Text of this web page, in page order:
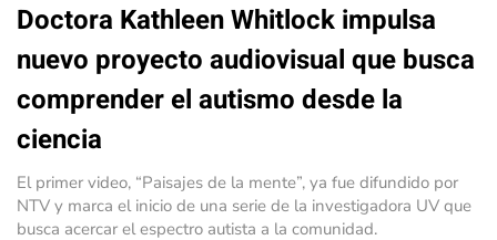
Doctora Kathleen Whitlock impulsa
nuevo proyecto audiovisual que busca
comprender el autismo desde la
ciencia
El primer video, “Paisajes de la mente”, ya fue difundido por
NTV y marca el inicio de una serie de la investigadora UV que
busca acercar el espectro autista a la comunidad.